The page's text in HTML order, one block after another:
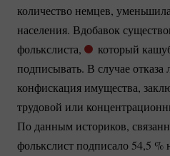
количество немцев,
населения. Вдобавок
фолькслиста,
который
подписывать. В случае отказа
конфискация имущества,
трудовой или
По данным историков,
фолькслист подписало 54,5 %